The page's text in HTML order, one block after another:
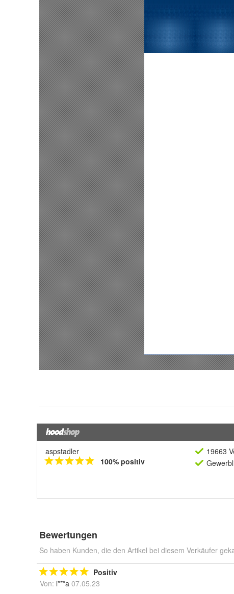
aspstadler
100% positiv
19663
Bewertungen
So haben Kunden, die den Artikel bei diesem Verkäufer
Positiv
Von: l***a 07.05.23